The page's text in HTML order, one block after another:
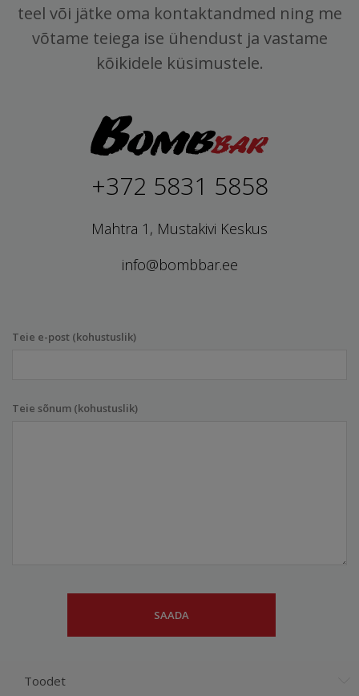
teel või jätke oma kontaktandmed ning me
võtame teiega ise ühendust ja vastame
kõikidele küsimustele.
+372 5831 5858
Mahtra 1, Mustakivi Keskus
info@bombbar.ee
Teie e-post (kohustuslik)
Teie sõnum (kohustuslik)
Toodet